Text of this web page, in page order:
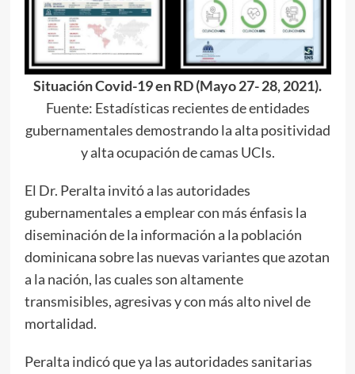
Situación Covid-19 en RD (Mayo 27- 28, 2021).
Fuente: Estadísticas recientes de entidades
gubernamentales demostrando la alta positividad
y alta ocupación de camas UCIs.
El Dr. Peralta invitó a las autoridades
gubernamentales a emplear con más énfasis la
diseminación de la información a la población
dominicana sobre las nuevas variantes que azotan
a la nación, las cuales son altamente
transmisibles, agresivas y con más alto nivel de
mortalidad.
Peralta indicó que ya las autoridades sanitarias